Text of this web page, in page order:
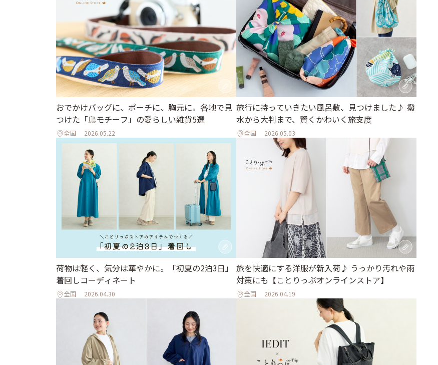
おでかけバッグに、ポーチに、胸元に。各地で見
つけた「鳥モチーフ」の愛らしい雑貨5選
全国 2026.05.22
旅行に持っていきたい風呂敷、見つけました♪ 撥
水から大判まで、賢くかわいく旅支度
全国 2026.05.03
荷物は軽く、気分は華やかに。「初夏の2泊3日」
着回しコーディネート
全国 2026.04.30
旅を快適にする洋服が新入荷♪ うっかり汚れや雨
対策にも【ことりっぷオンラインストア】
全国 2026.04.19